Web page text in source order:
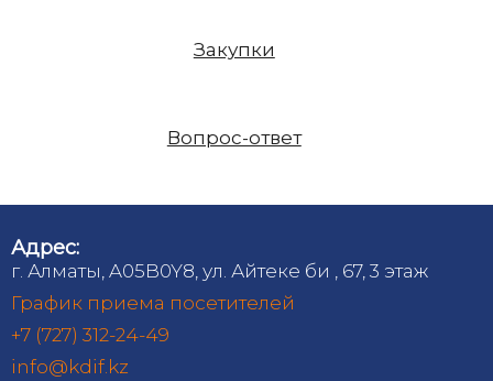
Закупки
Вопрос-ответ
Адрес:
г. Алматы, A05B0Y8, ул. Айтеке би , 67, 3 этаж
График приема посетителей
+7 (727) 312-24-49
info@kdif.kz